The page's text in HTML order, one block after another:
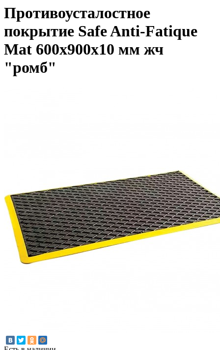
Противоусталостное
покрытие Safe Anti-Fatique
Mat 600х900х10 мм жч
"ромб"